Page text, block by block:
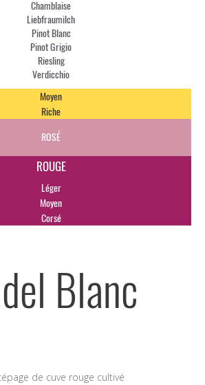
Chamblaise
Liebfraumilch
Pinot Blanc
Pinot Grigio
Riesling
Verdicchio
Moyen
Riche
ROSÉ
ROUGE
Léger
Moyen
Corsé
Blanc
de cuve rouge cultivé